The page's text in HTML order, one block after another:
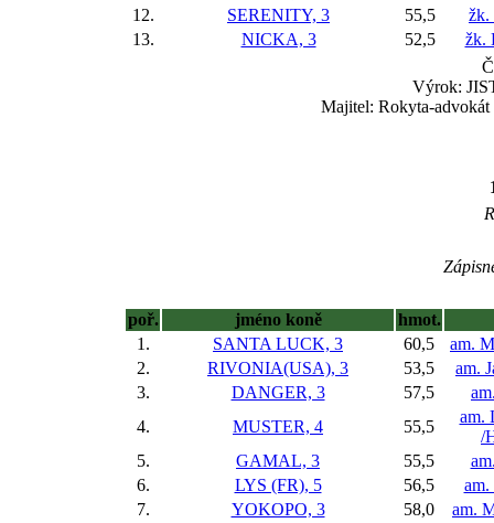
12.
SERENITY, 3 55,5
žk.
13.
NICKA, 3 52,5
žk.
Výrok:
Majitel: Rokyta-
poř. jméno koně
hmot.
1.
SANTA LUCK, 3 60,5
am.
2.
RIVONIA(USA), 3 53,5
am.
3.
DANGER, 3 57,5
4.
MUSTER, 4 55,5
am.
/
5.
GAMAL, 3 55,5
6.
LYS (FR), 5 56,5
am.
7.
YOKOPO, 3 58,0
am.